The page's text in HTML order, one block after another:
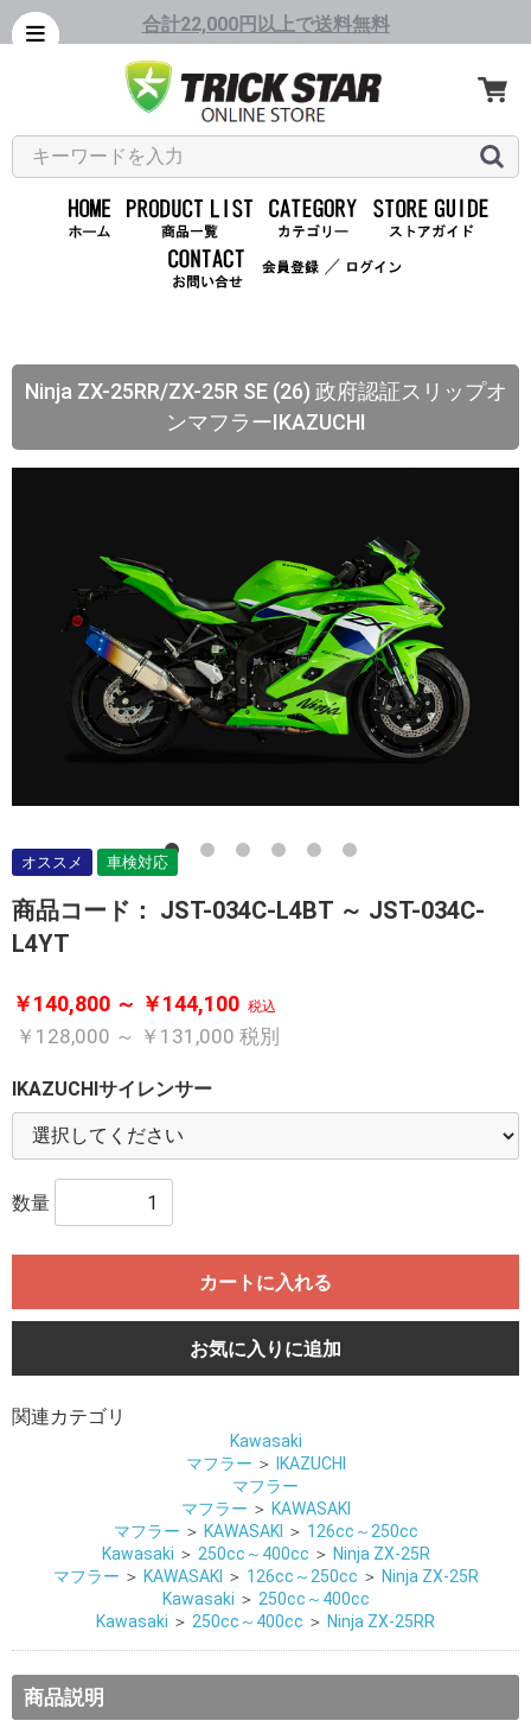
合計22,000円以上で送料無料
／
Ninja ZX-25RR/ZX-25R SE (26) 政府認証スリップオ
ンマフラーIKAZUCHI
オススメ 車検対応
商品コード： JST-034C-L4BT ～ JST-034C-
L4YT
￥140,800 ～ ￥144,100 税込
￥128,000 ～ ￥131,000 税別
IKAZUCHIサイレンサー
数量
カートに入れる
お気に入りに追加
関連カテゴリ
Kawasaki
マフラー ＞
IKAZUCHI
マフラー
マフラー ＞ KAWASAKI
マフラー ＞ KAWASAKI ＞ 126cc～250cc
Kawasaki ＞ 250cc～400cc ＞ Ninja ZX-25R
マフラー ＞ KAWASAKI ＞ 126cc～250cc ＞ Ninja ZX-25R
Kawasaki ＞ 250cc～400cc
Kawasaki ＞ 250cc～400cc ＞ Ninja ZX-25RR
商品説明